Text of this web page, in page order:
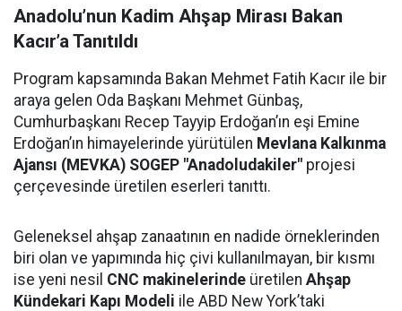
Anadolu’nun Kadim Ahşap Mirası Bakan
Kacır’a Tanıtıldı
Program kapsamında Bakan Mehmet Fatih Kacır ile bir
araya gelen Oda Başkanı Mehmet Günbaş,
Cumhurbaşkanı Recep Tayyip Erdoğan’ın eşi Emine
Erdoğan’ın himayelerinde yürütülen Mevlana Kalkınma
Ajansı (MEVKA) SOGEP "Anadoludakiler" projesi
çerçevesinde üretilen eserleri tanıttı.
Geleneksel ahşap zanaatının en nadide örneklerinden
biri olan ve yapımında hiç çivi kullanılmayan, bir kısmı
ise yeni nesil CNC makinelerinde üretilen Ahşap
Kündekari Kapı Modeli ile ABD New York’taki